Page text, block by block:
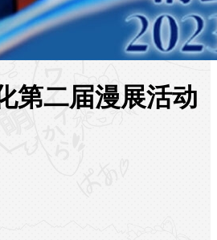
第二届漫展活动